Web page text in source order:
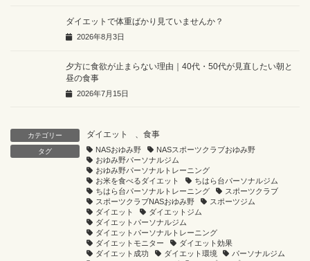
ダイエットで体重ばかり見ていませんか？
2026年8月3日
夕方に食欲が止まらない理由｜40代・50代が見直したい朝と
昼の食事
2026年7月15日
カテゴリー ダイエット 食事
タグ NASおゆみ野
NASスポーツクラブおゆみ野
おゆみ野パーソナルジム
おゆみ野パーソナルトレーニング
お米を食べるダイエット
ちはら台パーソナルジム
ちはら台パーソナルトレーニング
スポーツクラブ
スポーツクラブNASおゆみ野
スポーツジム
ダイエット
ダイエットジム
ダイエットパーソナルジム
ダイエットパーソナルトレーニング
ダイエットモニター
ダイエット効果
ダイエット成功
ダイエット環境
パーソナルジム